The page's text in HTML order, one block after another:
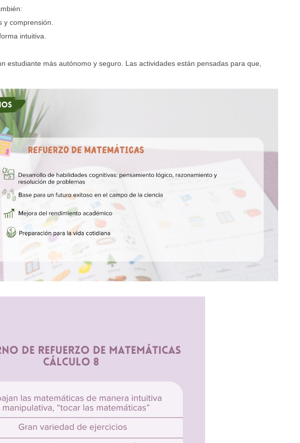
comprensión.
intuitiva.
estudiante más autónomo y seguro. Las actividades están pensadas para que,